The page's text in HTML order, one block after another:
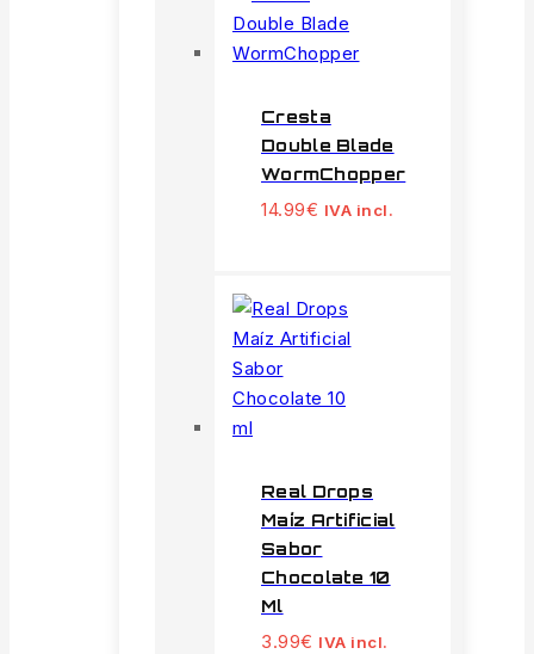
Cresta
Double Blade
WormChopper
14.99€ IVA incl.
Real Drops
Maíz Artificial
Sabor
Chocolate 10
Ml
3.99€ IVA incl.